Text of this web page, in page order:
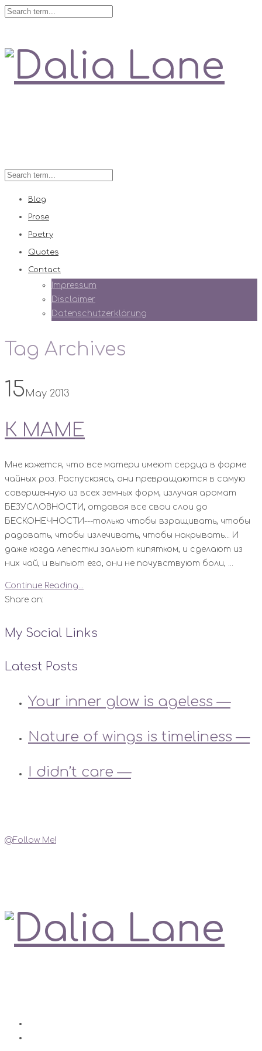
Blog
Prose
Poetry
Quotes
Contact
Impressum
Disclaimer
Datenschutzerklärung
Tag Archives
15 May 2013
К МАМЕ
Мне кажется, что все матери имеют сердца в форме
чайных роз. Распускаясь, они превращаются в самую
совершенную из всех земных форм, излучая аромат
БЕЗУСЛОВНОСТИ, отдавая все свои слои до
БЕСКОНЕЧНОСТИ---только чтобы взращивать, чтобы
радовать, чтобы излечивать, чтобы накрывать... И
даже когда лепестки зальют кипятком, и сделают из
них чай, и выпьют его, они не почувствуют боли, ...
Continue Reading...
Share on:
My Social Links
Latest Posts
Your inner glow is ageless —
Nature of wings is timeliness —
I didn’t care —
@Follow Me!